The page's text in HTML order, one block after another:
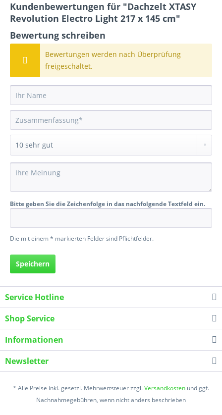
Kundenbewertungen für "Dachzelt XTASY
Revolution Electro Light 217 x 145 cm"
Bewertung schreiben
Bewertungen werden nach Überprüfung
freigeschaltet.
Bitte geben Sie die Zeichenfolge in das nachfolgende Textfeld ein.
Die mit einem * markierten Felder sind Pflichtfelder.
Speichern
Service Hotline
Shop Service
Informationen
Newsletter
* Alle Preise inkl. gesetzl. Mehrwertsteuer zzgl.Versandkosten und ggf.
Nachnahmegebühren, wenn nicht anders beschrieben